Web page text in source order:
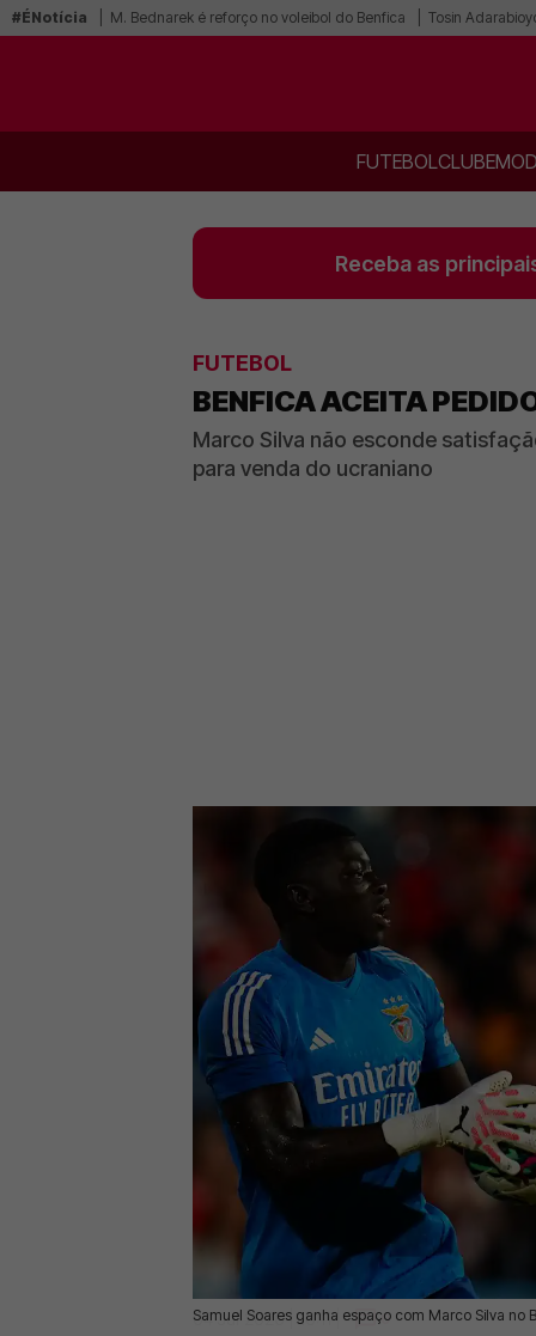
#ÉNotícia M. Bednarek é reforço no voleibol do Benfica Tosin
FUTEBOLCLUBE
Receba as
FUTEBOL
BENFICA ACEITA
Marco Silva não esconde
para venda do ucraniano
Samuel Soares ganha espaço com Marco Silva
04 Jul 2026 | 10:11 | 0